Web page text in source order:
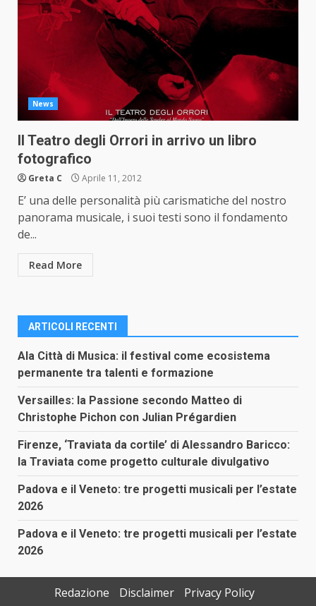
News
Il Teatro degli Orrori in arrivo un libro
fotografico
Greta C Aprile 11, 2012
E’ una delle personalità più carismatiche del nostro
panorama musicale, i suoi testi sono il fondamento
de...
Read More
ARTICOLI RECENTI
Ala Città di Musica: il festival come ecosistema
permanente tra talenti e formazione
Versailles: la Passione secondo Matteo di
Christophe Pichon con Julian Prégardien
Firenze, ‘Traviata da cortile’ di Alessandro Baricco:
la Traviata come progetto culturale divulgativo
Padova e il Veneto: tre progetti musicali per l’estate
2026
Padova e il Veneto: tre progetti musicali per l’estate
2026
Redazione Disclaimer Privacy Policy